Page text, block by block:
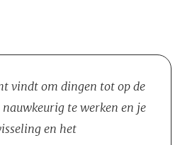
van Debiteuren/Crediteuren en
vindt om dingen tot op de
te werken en je
en het